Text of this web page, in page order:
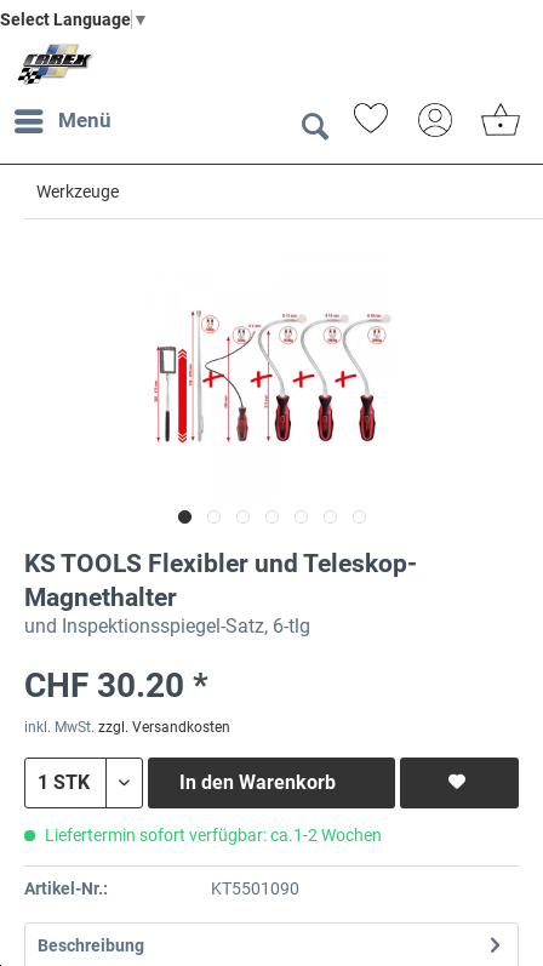
Select Language ▼
Menü
Werkzeuge
KS TOOLS Flexibler und Teleskop-
Magnethalter
und Inspektionsspiegel-Satz, 6-tlg
CHF 30.20 *
inkl. MwSt. zzgl. Versandkosten
In den Warenkorb
Liefertermin sofort verfügbar: ca.1-2 Wochen
Artikel-Nr.: KT5501090
Beschreibung